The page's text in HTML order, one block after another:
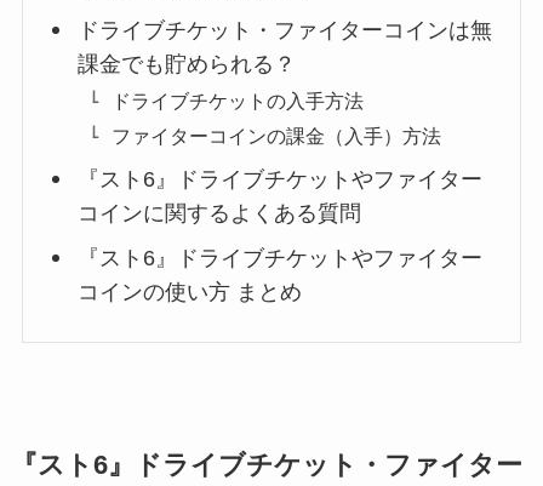
ドライブチケット・ファイターコインは無
課金でも貯められる？
ドライブチケットの入手方法
ファイターコインの課金（入手）方法
『スト6』ドライブチケットやファイター
コインに関するよくある質問
『スト6』ドライブチケットやファイター
コインの使い方 まとめ
『スト6』ドライブチケット・ファイター